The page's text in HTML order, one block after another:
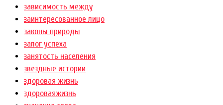
зависимость между
заинтересованное лицо
законы природы
залог успеха
занятость населения
звездные истории
здоровая жизнь
здороваяжизнь